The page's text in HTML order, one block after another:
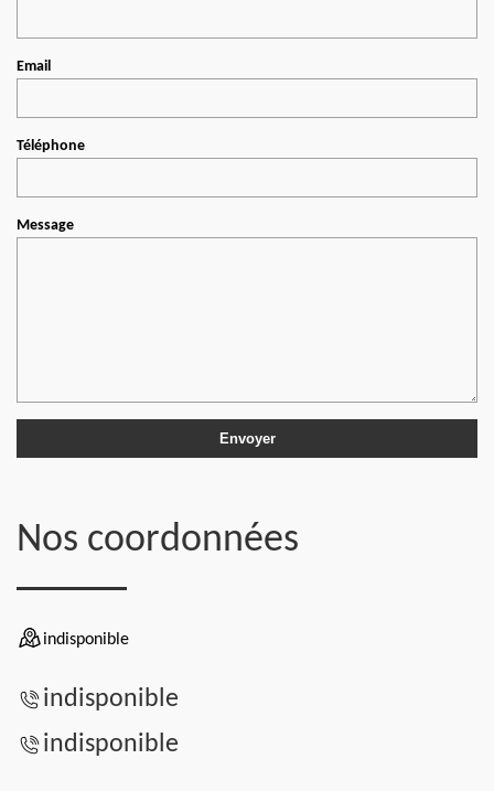
Email
Téléphone
Message
Nos coordonnées
indisponible
indisponible
indisponible